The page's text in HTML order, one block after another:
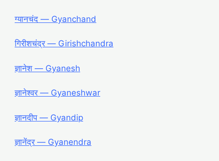
ग्यानचंद ― Gyanchand
गिरीशचंद्र ― Girishchandra
ज्ञानेश ― Gyanesh
ज्ञानेश्वर ― Gyaneshwar
ज्ञानदीप ― Gyandip
ज्ञानेंद्र ― Gyanendra